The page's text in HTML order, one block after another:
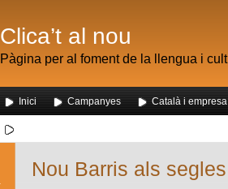
Clica’t al nou
Pàgina per al foment de la llengua i
Inici Campanyes Català i empresa
Nou Barris als